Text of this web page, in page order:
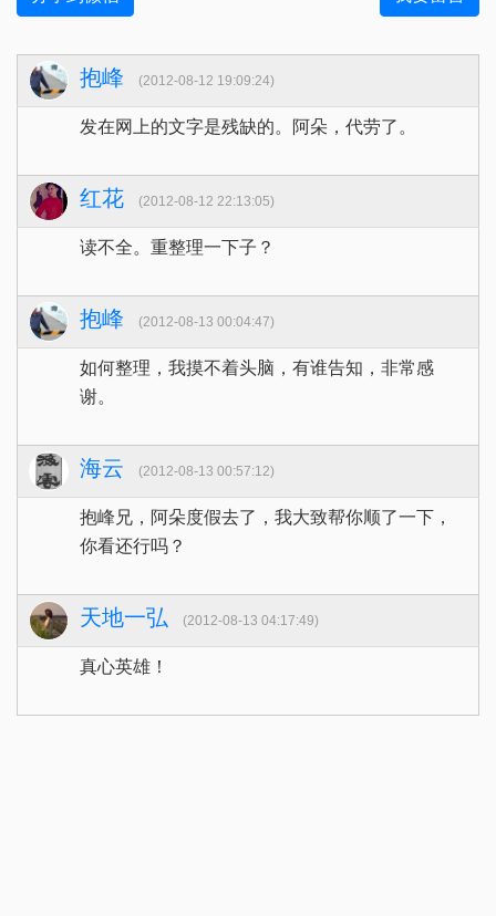
抱峰 (2012-08-12 19:09:24)
发在网上的文字是残缺的。阿朵，代劳了。
红花 (2012-08-12 22:13:05)
读不全。重整理一下子？
抱峰 (2012-08-13 00:04:47)
如何整理，我摸不着头脑，有谁告知，非常感
谢。
海云 (2012-08-13 00:57:12)
抱峰兄，阿朵度假去了，我大致帮你顺了一下，
你看还行吗？
天地一弘 (2012-08-13 04:17:49)
真心英雄！